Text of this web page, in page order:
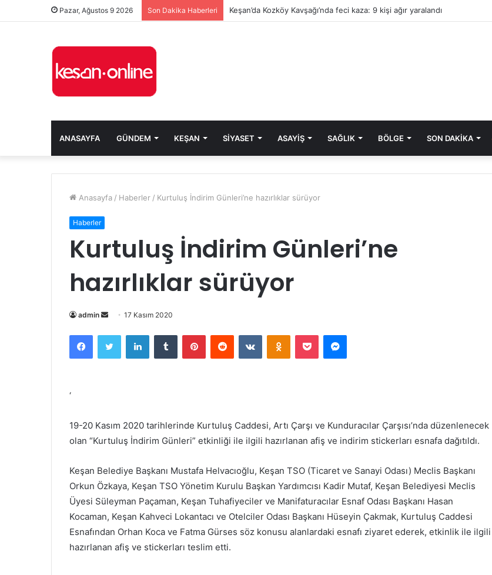
Pazar, Ağustos 9 2026 Son Dakika Haberleri Keşan’da Kozköy Kavşağı’nda feci kaza: 9 kişi ağır yaralandı
ANASAYFA GÜNDEM KEŞAN SIYASET ASAYIŞ SAĞLIK BÖLGE SON DAKIKA
Anasayfa / Haberler / Kurtuluş İndirim Günleri’ne hazırlıklar sürüyor
Haberler
Kurtuluş İndirim Günleri’ne
hazırlıklar sürüyor
admin
Bir
posta
göndermek
17 Kasım 2020
FacebookTwitter LinkedInTumblr PinterestReddit VKontakteOdnoklassniki
Pocket Messenger
‘
19-20 Kasım 2020 tarihlerinde Kurtuluş Caddesi, Artı Çarşı ve Kunduracılar Çarşısı’nda düzenlenecek
olan “Kurtuluş İndirim Günleri” etkinliği ile ilgili hazırlanan afiş ve indirim stickerları esnafa dağıtıldı.
Keşan Belediye Başkanı Mustafa Helvacıoğlu, Keşan TSO (Ticaret ve Sanayi Odası) Meclis Başkanı
Orkun Özkaya, Keşan TSO Yönetim Kurulu Başkan Yardımcısı Kadir Mutaf, Keşan Belediyesi Meclis
Üyesi Süleyman Paçaman, Keşan Tuhafiyeciler ve Manifaturacılar Esnaf Odası Başkanı Hasan
Kocaman, Keşan Kahveci Lokantacı ve Otelciler Odası Başkanı Hüseyin Çakmak, Kurtuluş Caddesi
Esnafından Orhan Koca ve Fatma Gürses söz konusu alanlardaki esnafı ziyaret ederek, etkinlik ile ilgili
hazırlanan afiş ve stickerları teslim etti.